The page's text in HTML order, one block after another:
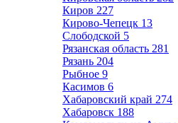
Киров 227
Кирово-Чепецк 13
Слободской 5
Рязанская область 281
Рязань 204
Рыбное 9
Касимов 6
Хабаровский край 274
Хабаровск 188